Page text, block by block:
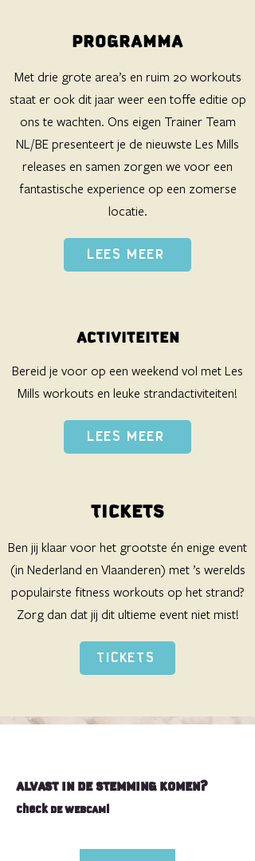
PROGRAMMA
Met drie grote area’s en ruim 20 workouts
staat er ook dit jaar weer een toffe editie op
ons te wachten. Ons eigen Trainer Team
NL/BE presenteert je de nieuwste Les Mills
releases en samen zorgen we voor een
fantastische experience op een zomerse
locatie.
LEES MEER
ACTIVITEITEN
Bereid je voor op een weekend vol met Les
Mills workouts en leuke strandactiviteiten!
LEES MEER
TICKETS
Ben jij klaar voor het grootste én enige event
(in Nederland en Vlaanderen) met ’s werelds
populairste fitness workouts op het strand?
Zorg dan dat jij dit ultieme event niet mist!
TICKETS
ALVAST INDE STEMMING KOMEN?
check DE WEBCAM!